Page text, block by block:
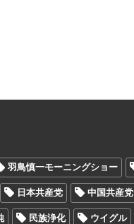
羽鳥慎一モーニングショー
日本共産党 中国共産党
民族浄化 ウイグル